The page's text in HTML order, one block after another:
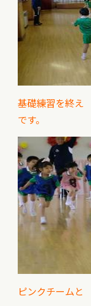
基礎練習を終え
です。
ピンクチームと